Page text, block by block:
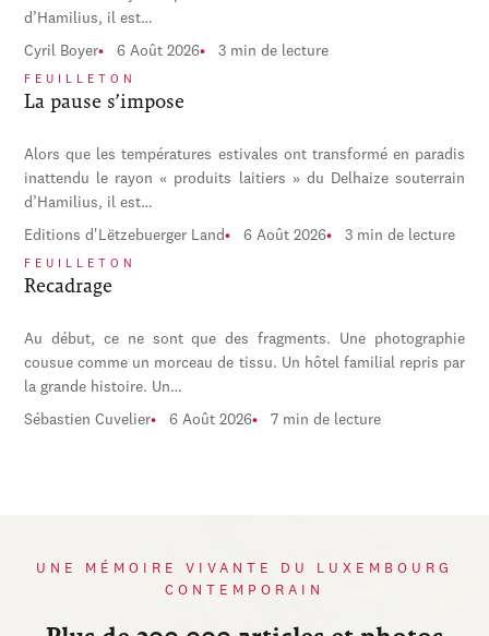
d’Hamilius, il est…
Cyril Boyer 6 Août 2026 3 min de lecture
FEUILLETON
La pause s’impose
Alors que les températures estivales ont transformé en paradis
inattendu le rayon « produits laitiers » du Delhaize souterrain
d’Hamilius, il est…
Editions d'Lëtzebuerger Land 6 Août 2026 3 min de lecture
FEUILLETON
Recadrage
Au début, ce ne sont que des fragments. Une photographie
cousue comme un morceau de tissu. Un hôtel familial repris par
la grande histoire. Un…
Sébastien Cuvelier 6 Août 2026 7 min de lecture
UNE MÉMOIRE VIVANTE DU LUXEMBOURG
CONTEMPORAIN